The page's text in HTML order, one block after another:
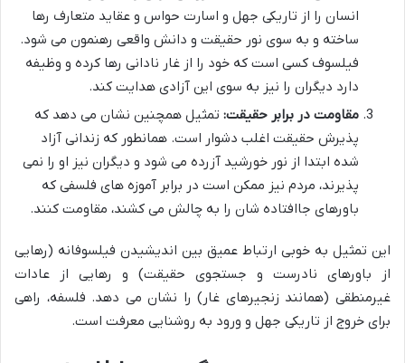
انسان را از تاریکی جهل و اسارت حواس و عقاید متعارف رها
ساخته و به سوی نور حقیقت و دانش واقعی رهنمون می شود.
فیلسوف کسی است که خود را از غار نادانی رها کرده و وظیفه
دارد دیگران را نیز به سوی این آزادی هدایت کند.
مقاومت در برابر حقیقت: تمثیل همچنین نشان می دهد که
پذیرش حقیقت اغلب دشوار است. همانطور که زندانی آزاد
شده ابتدا از نور خورشید آزرده می شود و دیگران نیز او را نمی
پذیرند، مردم نیز ممکن است در برابر آموزه های فلسفی که
باورهای جاافتاده شان را به چالش می کشند، مقاومت کنند.
این تمثیل به خوبی ارتباط عمیق بین اندیشیدن فیلسوفانه (رهایی
از باورهای نادرست و جستجوی حقیقت) و رهایی از عادات
غیرمنطقی (همانند زنجیرهای غار) را نشان می دهد. فلسفه، راهی
برای خروج از تاریکی جهل و ورود به روشنایی معرفت است.